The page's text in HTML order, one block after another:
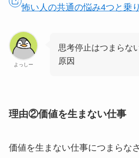
怖い人の共通の悩み4つと乗
よっしー
思考停止はつまらな
原因
理由②価値を生まない仕事
価値を生まない仕事につまらな